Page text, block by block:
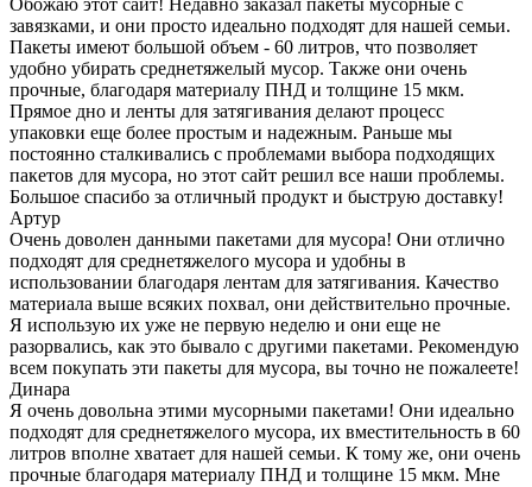
завязками, и они просто идеально подходят для нашей семьи.
Пакеты имеют большой объем - 60 литров, что позволяет
удобно убирать среднетяжелый мусор. Также они очень
прочные, благодаря материалу ПНД и толщине 15 мкм.
Прямое дно и ленты для затягивания делают процесс
упаковки еще более простым и надежным. Раньше мы
постоянно сталкивались с проблемами выбора подходящих
пакетов для мусора, но этот сайт решил все наши проблемы.
Большое спасибо за отличный продукт и быструю доставку!
Артур
Очень доволен данными пакетами для мусора! Они отлично
подходят для среднетяжелого мусора и удобны в
использовании благодаря лентам для затягивания. Качество
материала выше всяких похвал, они действительно прочные.
Я использую их уже не первую неделю и они еще не
разорвались, как это бывало с другими пакетами. Рекомендую
всем покупать эти пакеты для мусора, вы точно не пожалеете!
Динара
Я очень довольна этими мусорными пакетами! Они идеально
подходят для среднетяжелого мусора, их вместительность в 60
литров вполне хватает для нашей семьи. К тому же, они очень
прочные благодаря материалу ПНД и толщине 15 мкм. Мне